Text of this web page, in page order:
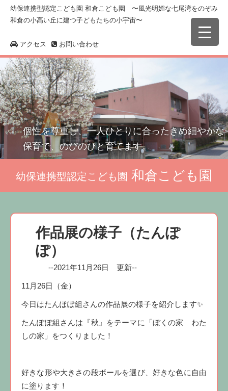
幼保連携型認定こども園 和倉こども園 〜風光明媚な七尾湾をのぞみ
和倉の小高い丘に建つ子どもたちの小宇宙〜
アクセス お問い合わせ
個性を尊重し、一人ひとりに合ったきめ細やかな
保育で、のびのびと育てます。
幼保連携型認定こども園 和倉こども園
作品展の様子（たんぽ
ぽ）
--2021年11月26日 更新--
11月26日（金）
今日はたんぽぽ組さんの作品展の様子を紹介します✨
たんぽぽ組さんは『秋』をテーマに「ぼくの家 わた
しの家」をつくりました！
好きな形や大きさの段ボールを選び、好きな色に自由
に塗ります！